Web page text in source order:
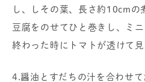
し、しその葉、長さ約10cmの
豆腐をのせてひと巻きし、ミ
終わった時にトマトが透けて見
4.醤油とすだちの汁を合わせ